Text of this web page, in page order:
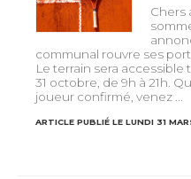
Chers
communal rouvre ses
Le terrain sera accessible
31 octobre, de 9h à 21h.
joueur confirmé, venez ...
ARTICLE PUBLIÉ LE LUNDI 31